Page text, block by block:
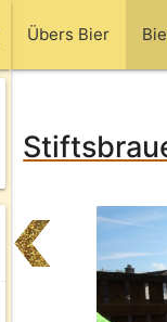
Übers Bier